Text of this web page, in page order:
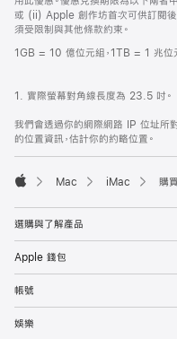
或 (ii) Apple 創作坊首次可供訂閱後
須受限制與其他條款約束。
1GB = 10 億位元組，1TB = 1 兆位
1. 實際螢幕對角線長度為 23.5 吋。
我們會透過你的網際網路 IP 位址所
的位置資訊，估計你的約略位置。
Mac iMac 購
選購與了解產品
Apple 錢包
帳號
娛樂